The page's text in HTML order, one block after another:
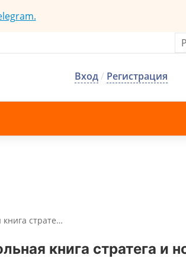
Вход/ Регистрация
страте…
книга стратега и